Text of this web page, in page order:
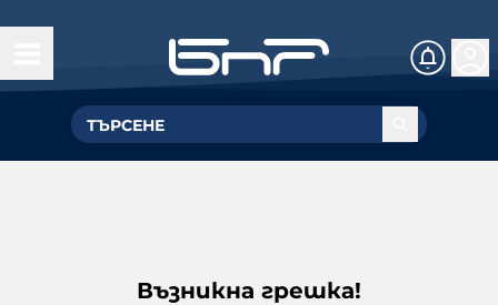
Възникна грешка!